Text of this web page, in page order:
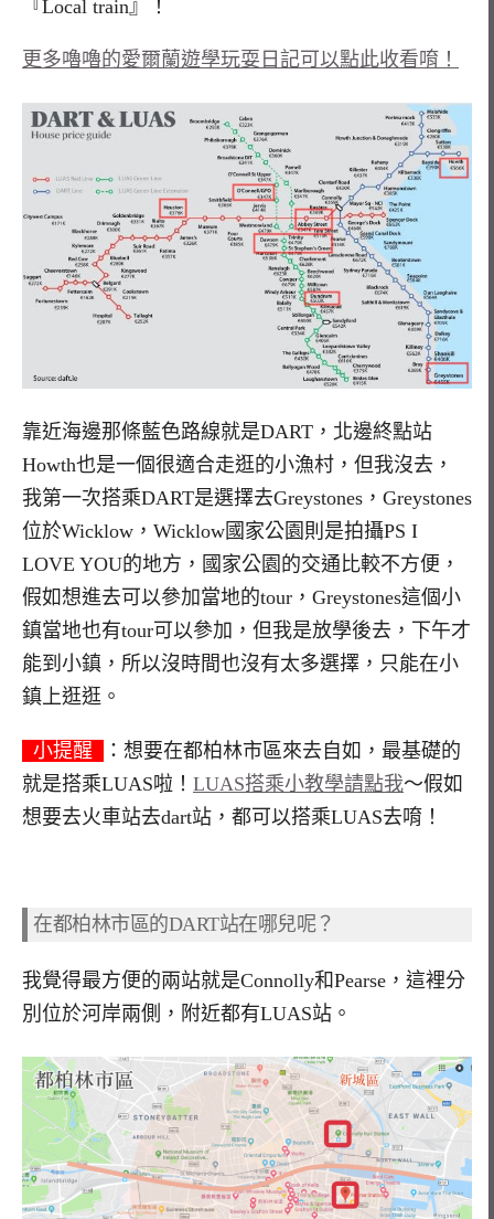
『Local train』！
更多嚕嚕的愛爾蘭遊學玩耍日記可以點此收看唷！
靠近海邊那條藍色路線就是DART，北邊終點站
Howth也是一個很適合走逛的小漁村，但我沒去，
我第一次搭乘DART是選擇去Greystones，Greystones
位於Wicklow，Wicklow國家公園則是拍攝PS I
LOVE YOU的地方，國家公園的交通比較不方便，
假如想進去可以參加當地的tour，Greystones這個小
鎮當地也有tour可以參加，但我是放學後去，下午才
能到小鎮，所以沒時間也沒有太多選擇，只能在小
鎮上逛逛。
小提醒
：想要在都柏林市區來去自如，最基礎的
就是搭乘LUAS啦！ LUAS搭乘小教學請點我～假如
想要去火車站去dart站，都可以搭乘LUAS去唷！
在都柏林市區的DART站在哪兒呢？
我覺得最方便的兩站就是Connolly和Pearse，這裡分
別位於河岸兩側，附近都有LUAS站。